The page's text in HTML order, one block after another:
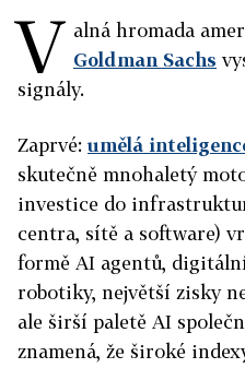
V alná hromada
Goldman Sachs
signály.
Zaprvé:umělá
skutečně mnohaletý
investice do
centra, sítě a software)
formě AI agentů,
robotiky, největší zisky
ale širší paletě AI
znamená, že široké